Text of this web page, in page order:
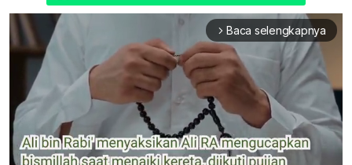
arrow_forward_ios Baca selengkapnya